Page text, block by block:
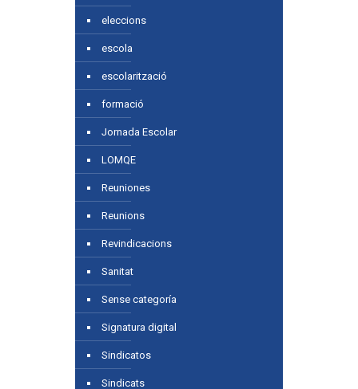
eleccions
escola
escolarització
formació
Jornada Escolar
LOMQE
Reuniones
Reunions
Revindicacions
Sanitat
Sense categoría
Signatura digital
Sindicatos
Sindicats